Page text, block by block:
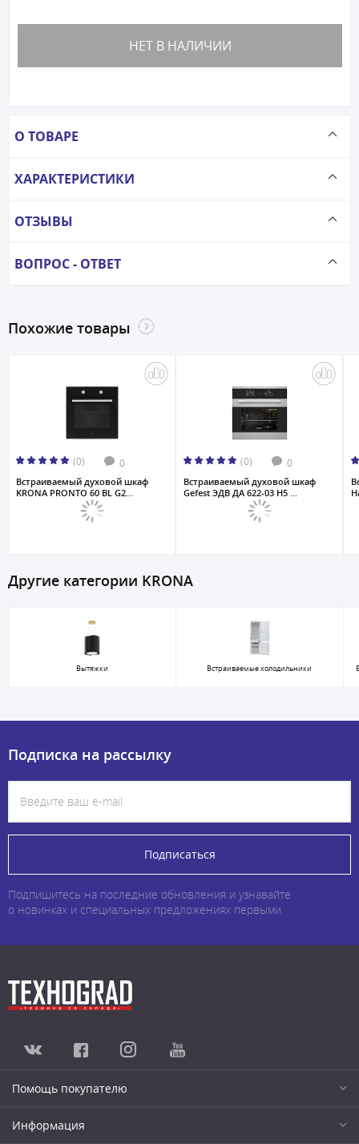
НЕТ В НАЛИЧИИ
О ТОВАРЕ
ХАРАКТЕРИСТИКИ
ОТЗЫВЫ
ВОПРОС - ОТВЕТ
Похожие товары
(0) 0
Встраиваемый духовой шкаф
KRONA PRONTO 60 BL G2...
(0) 0
Встраиваемый духовой шкаф
Gefest ЭДВ ДА 622-03 H5 ...
Другие категории KRONA
Вытяжки Встраиваемые холодильники
Подписка на рассылку
Подписаться
Подпишитесь на последние обновления и узнавайте
о новинках и специальных предложениях первыми
Помощь покупателю
Информация